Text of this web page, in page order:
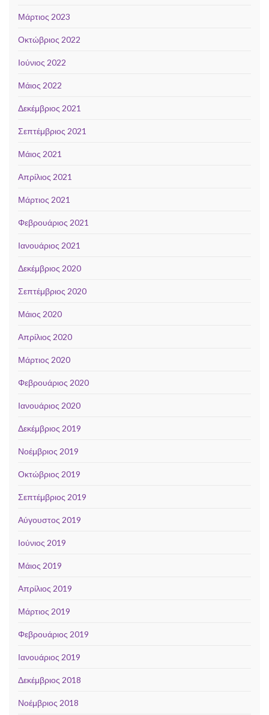
Μάρτιος 2023
Οκτώβριος 2022
Ιούνιος 2022
Μάιος 2022
Δεκέμβριος 2021
Σεπτέμβριος 2021
Μάιος 2021
Απρίλιος 2021
Μάρτιος 2021
Φεβρουάριος 2021
Ιανουάριος 2021
Δεκέμβριος 2020
Σεπτέμβριος 2020
Μάιος 2020
Απρίλιος 2020
Μάρτιος 2020
Φεβρουάριος 2020
Ιανουάριος 2020
Δεκέμβριος 2019
Νοέμβριος 2019
Οκτώβριος 2019
Σεπτέμβριος 2019
Αύγουστος 2019
Ιούνιος 2019
Μάιος 2019
Απρίλιος 2019
Μάρτιος 2019
Φεβρουάριος 2019
Ιανουάριος 2019
Δεκέμβριος 2018
Νοέμβριος 2018